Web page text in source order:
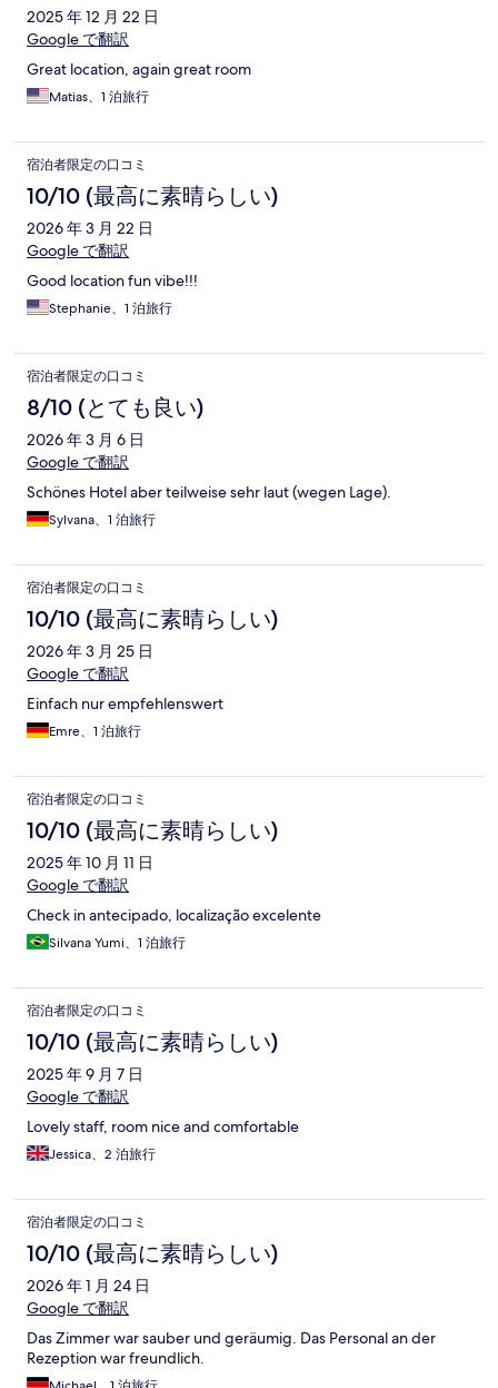
2025 年 12 月 22 日
Google で翻訳
Great location, again great room
Matias、1 泊旅行
宿泊者限定の口コミ
10/10 (最高に素晴らしい)
2026 年 3 月 22 日
Google で翻訳
Good location fun vibe!!!
Stephanie、1 泊旅行
宿泊者限定の口コミ
8/10 (とても良い)
2026 年 3 月 6 日
Google で翻訳
Schönes Hotel aber teilweise sehr laut (wegen Lage).
Sylvana、1 泊旅行
宿泊者限定の口コミ
10/10 (最高に素晴らしい)
2026 年 3 月 25 日
Google で翻訳
Einfach nur empfehlenswert
Emre、1 泊旅行
宿泊者限定の口コミ
10/10 (最高に素晴らしい)
2025 年 10 月 11 日
Google で翻訳
Check in antecipado, localização excelente
Silvana Yumi、1 泊旅行
宿泊者限定の口コミ
10/10 (最高に素晴らしい)
2025 年 9 月 7 日
Google で翻訳
Lovely staff, room nice and comfortable
Jessica、2 泊旅行
宿泊者限定の口コミ
10/10 (最高に素晴らしい)
2026 年 1 月 24 日
Google で翻訳
Das Zimmer war sauber und geräumig. Das Personal an der
Rezeption war freundlich.